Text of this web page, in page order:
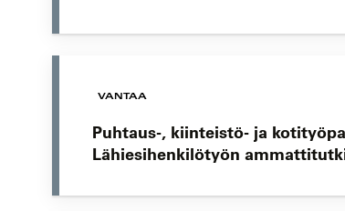
VANTAA
Puhtaus-, kiinteistö- ja
Lähiesihenkilötyön